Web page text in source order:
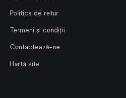
Politica de retur
Termeni și condiții
Contactează-ne
Hartă site